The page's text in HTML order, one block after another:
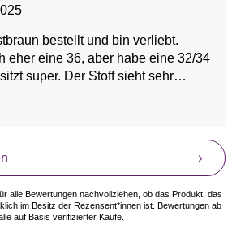
bestellt und bin verliebt.
eher eine 36, aber habe eine 32/34
super. Der Stoff sieht sehr
anderen Farben nachbestellen
alle Bewertungen nachvollziehen, ob das Produkt, das
im Besitz der Rezensent*innen ist. Bewertungen ab
auf Basis verifizierter Käufe.